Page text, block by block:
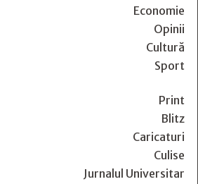
Economie
Opinii
Cultură
Sport
Print
Blitz
Caricaturi
Culise
Jurnalul Universitar